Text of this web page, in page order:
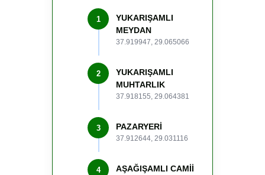
1
YUKARIŞAMLI
MEYDAN
37.919947, 29.065066
2
YUKARIŞAMLI
MUHTARLIK
37.918155, 29.064381
3 PAZARYERİ
37.912644, 29.031116
4 AŞAĞIŞAMLI CAMİİ